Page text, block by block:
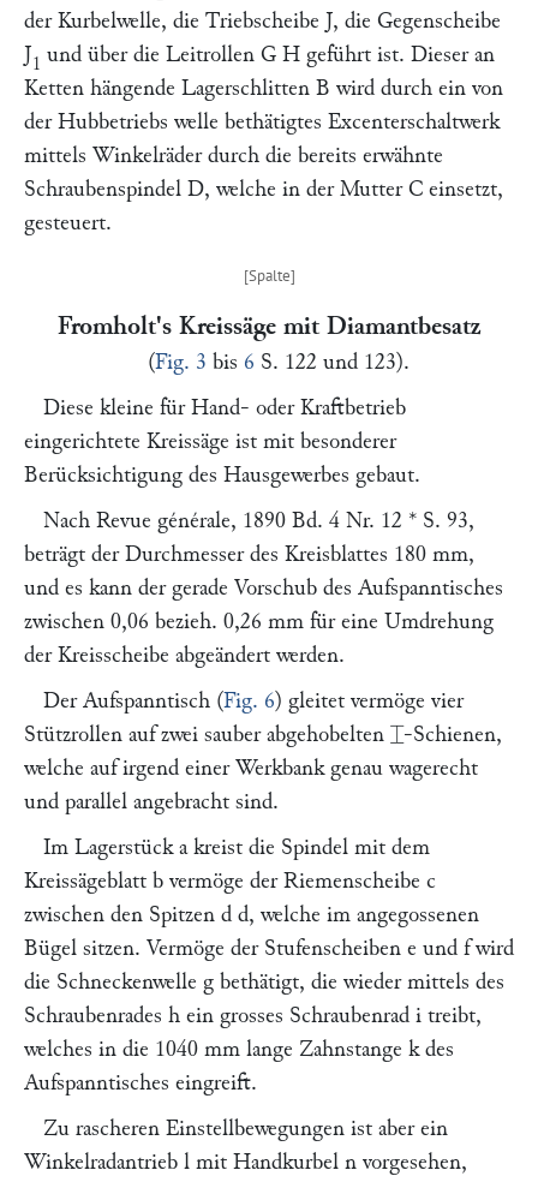
der Kurbelwelle, die Triebscheibe J, die Gegenscheibe
J1 und über die Leitrollen G H geführt ist. Dieser an
Ketten hängende Lagerschlitten B wird durch ein von
der Hubbetriebs welle bethätigtes Excenterschaltwerk
mittels Winkelräder durch die bereits erwähnte
Schraubenspindel D, welche in der Mutter C einsetzt,
gesteuert.
Fromholt's Kreissäge mit Diamantbesatz
(Fig. 3 bis 6 S. 122 und 123).
Diese kleine für Hand- oder Kraftbetrieb
eingerichtete Kreissäge ist mit besonderer
Berücksichtigung des Hausgewerbes gebaut.
Nach Revue générale, 1890 Bd. 4 Nr. 12 * S. 93,
beträgt der Durchmesser des Kreisblattes 180 mm,
und es kann der gerade Vorschub des Aufspanntisches
zwischen 0,06 bezieh. 0,26 mm für eine Umdrehung
der Kreisscheibe abgeändert werden.
Der Aufspanntisch (Fig. 6) gleitet vermöge vier
Stützrollen auf zwei sauber abgehobelten ⌶-Schienen,
welche auf irgend einer Werkbank genau wagerecht
und parallel angebracht sind.
Im Lagerstück akreist die Spindel mit dem
Kreissägeblatt b vermöge der Riemenscheibe c
zwischen den Spitzen d d, welche im angegossenen
Bügel sitzen. Vermöge der Stufenscheiben e und fwird
die Schneckenwelle g bethätigt, die wieder mittels des
Schraubenrades h ein grosses Schraubenrad i treibt,
welches in die 1040 mm lange Zahnstange kdes
Aufspanntisches eingreift.
Zu rascheren Einstellbewegungen ist aber ein
Winkelradantrieb l mit Handkurbel n vorgesehen,